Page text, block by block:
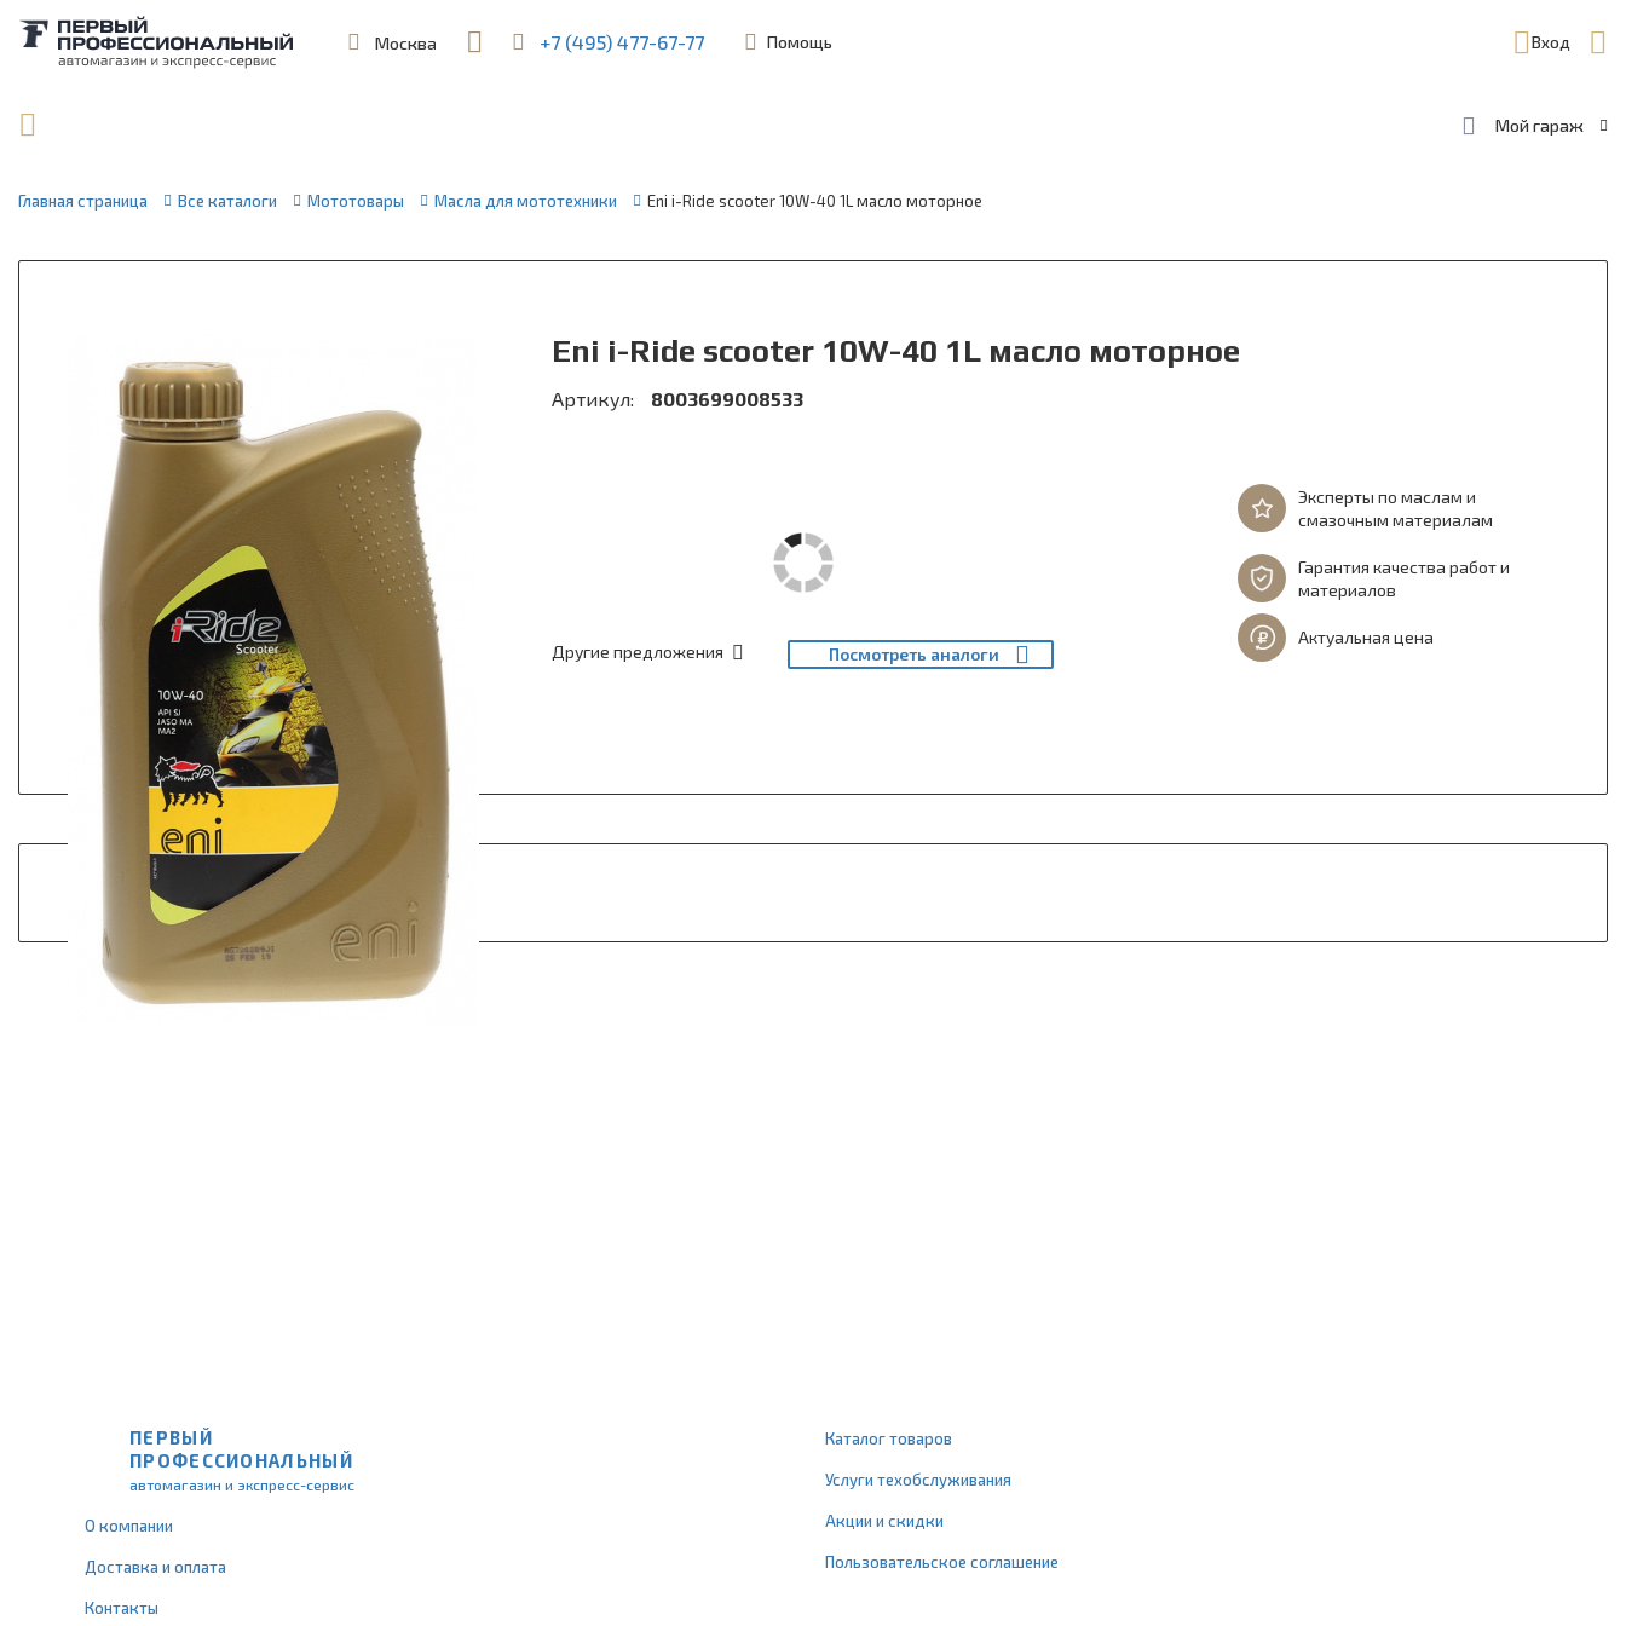
Москва ул. Шереметьевская, 45Б
+7 (495) 477-67-77 Помощь Вход
Мой гараж
Главная страница Все каталоги Мототовары Масла для мототехники Eni i-Ride scooter 10W-40 1L масло моторное
Eni i-Ride scooter 10W-40 1L масло моторное
Артикул: 8003699008533
Другие предложения Посмотреть аналоги
Эксперты по маслам и
смазочным материалам
Гарантия качества работ и
материалов
Актуальная цена
ПЕРВЫЙ
ПРОФЕССИОНАЛЬНЫЙ
автомагазин и экспресс-сервис
О компании
Доставка и оплата
Контакты
Каталог товаров
Услуги техобслуживания
Акции и скидки
Пользовательское соглашение